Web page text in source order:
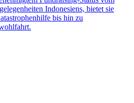
Indonesiens, bietet sie
bis hin zu